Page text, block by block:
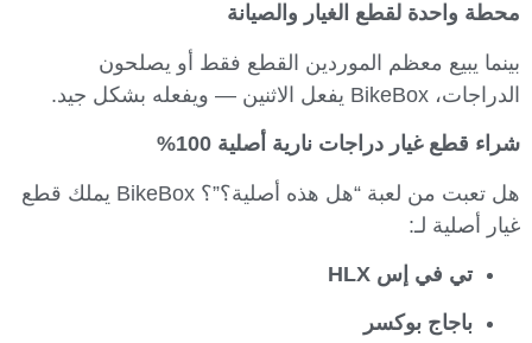
محطة واحدة لقطع الغيار والصيانة
بينما يبيع معظم الموردين القطع فقط أو يصلحون
الدراجات، BikeBox يفعل الاثنين — ويفعله بشكل جيد.
شراء قطع غيار دراجات نارية أصلية 100%
هل تعبت من لعبة “هل هذه أصلية؟”؟ BikeBox يملك قطع
غيار أصلية لـ:
تي في إس HLX
باجاج بوكسر